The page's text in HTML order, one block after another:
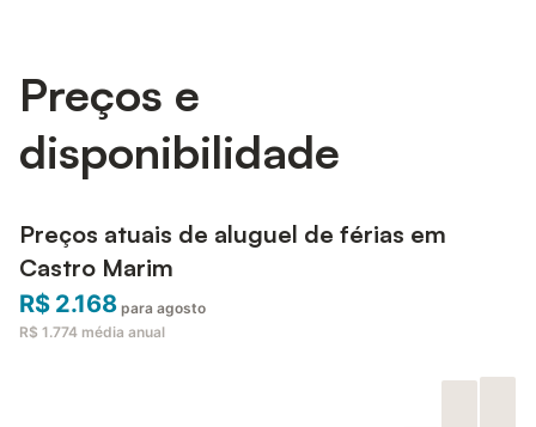
Preços e
disponibilidade
Preços atuais de aluguel de férias em
Castro Marim
R$ 2.168 para agosto
R$ 1.774 média anual